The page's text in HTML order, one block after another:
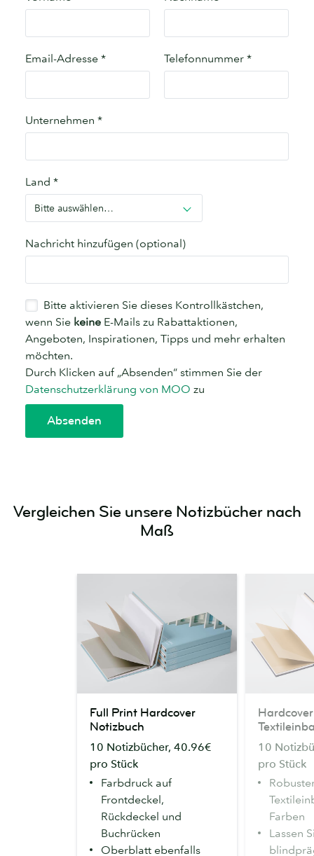
Vergleichen Sie unsere Notizbücher nach
Maß
Print
Hardcover
Notizbuch
Full Print Hardcover
Notizbuch
10 Notizbücher, 40.96€
pro Stück
Farbdruck auf
Frontdeckel,
Rückdeckel und
Buchrücken
Oberblatt ebenfalls
Notizbuch
Textileinband
10
pro Stück
Farben
Lassen